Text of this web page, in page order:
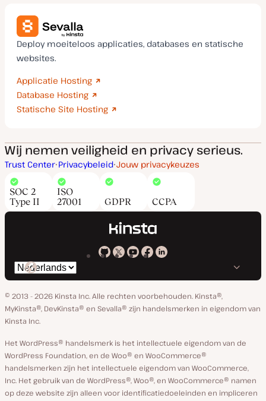
Deploy moeiteloos applicaties, databases en statische
websites.
Applicatie Hosting
Database Hosting
Statische Site Hosting
Wij nemen veiligheid en privacy serieus.
Trust Center Privacybeleid Jouw privacykeuzes
SOC 2
Type II
ISO
27001
GDPR CCPA
Kinsta
GitHub
Kinsta
X
Kinsta
YouTube
Kinsta
Facebook
Kinsta
Linkedin
Selecteer
taal
© 2013 - 2026 Kinsta Inc. Alle rechten voorbehouden. Kinsta®,
MyKinsta®, DevKinsta® en Sevalla® zijn handelsmerken in eigendom van
Kinsta Inc.
Het WordPress® handelsmerk is het intellectuele eigendom van de
WordPress Foundation, en de Woo® en WooCommerce®
handelsmerken zijn het intellectuele eigendom van WooCommerce,
Inc. Het gebruik van de WordPress®, Woo®, en WooCommerce® namen
op deze website zijn alleen voor identificatiedoeleinden en impliceren